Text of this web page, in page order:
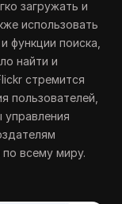
загружать и
использовать
функции поиска,
найти и
стремится
пользователей,
управления
всему миру.